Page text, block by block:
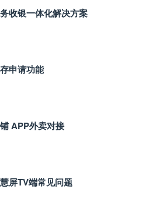
收银一体化解决方案
申请功能
APP外卖对接
屏TV端常见问题